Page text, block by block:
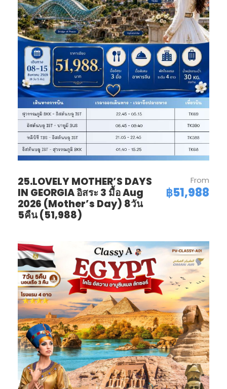
25.LOVELY MOTHER’S DAYS
IN GEORGIA อิสระ 3 มื้อ Aug
2026 (Mother’s Day) 8วัน
5คืน (51,988)
From
฿51,988